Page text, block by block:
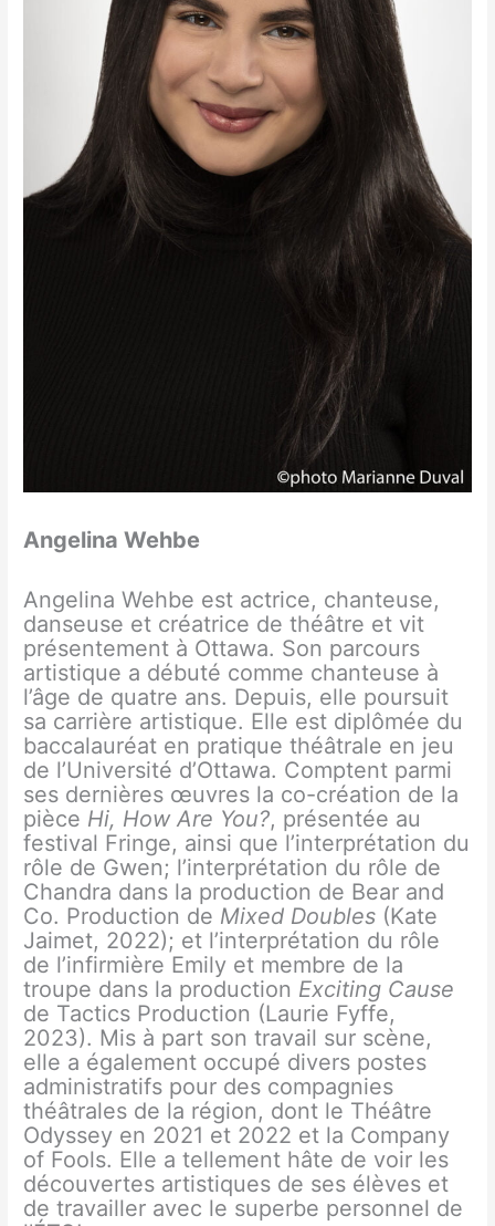
Angelina Wehbe
Angelina Wehbe est actrice, chanteuse,
danseuse et créatrice de théâtre et vit
présentement à Ottawa. Son parcours
artistique a débuté comme chanteuse à
l’âge de quatre ans. Depuis, elle poursuit
sa carrière artistique. Elle est diplômée du
baccalauréat en pratique théâtrale en jeu
de l’Université d’Ottawa. Comptent parmi
ses dernières œuvres la co-création de la
pièce Hi, How Are You?, présentée au
festival Fringe, ainsi que l’interprétation du
rôle de Gwen; l’interprétation du rôle de
Chandra dans la production de Bear and
Co. Production de Mixed Doubles (Kate
Jaimet, 2022); et l’interprétation du rôle
de l’infirmière Emily et membre de la
troupe dans la production Exciting Cause
de Tactics Production (Laurie Fyffe,
2023). Mis à part son travail sur scène,
elle a également occupé divers postes
administratifs pour des compagnies
théâtrales de la région, dont le Théâtre
Odyssey en 2021 et 2022 et la Company
of Fools. Elle a tellement hâte de voir les
découvertes artistiques de ses élèves et
de travailler avec le superbe personnel de